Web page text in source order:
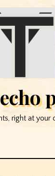
right at your